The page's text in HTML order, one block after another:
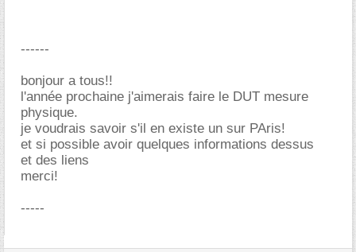
------
bonjour a tous!!
l'année prochaine j'aimerais faire le DUT mesure
physique.
je voudrais savoir s'il en existe un sur PAris!
et si possible avoir quelques informations dessus
et des liens
merci!
-----